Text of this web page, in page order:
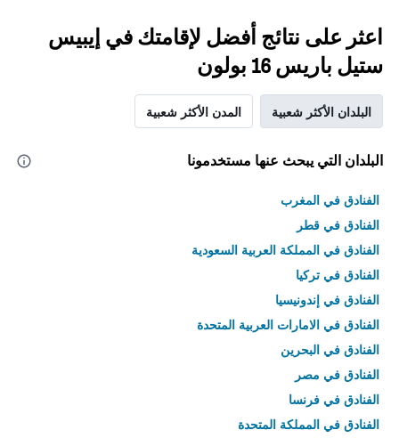
اعثر على نتائج أفضل لإقامتك في إيبيس
ستيل باريس 16 بولون
البلدان الأكثر شعبية المدن الأكثر شعبية
البلدان التي يبحث عنها مستخدمونا
الفنادق في المغرب
الفنادق في قطر
الفنادق في المملكة العربية السعودية
الفنادق في تركيا
الفنادق في إندونيسيا
الفنادق في الامارات العربية المتحدة
الفنادق في البحرين
الفنادق في مصر
الفنادق في فرنسا
الفنادق في المملكة المتحدة